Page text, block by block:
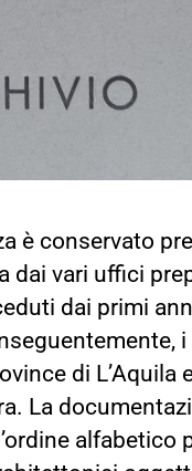
è conservato
dai vari uffici
dai primi
di L’Aquila
La
alfabetico